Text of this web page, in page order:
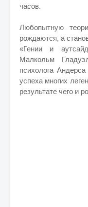
часов.
Любопытную
рождаются, а
«Гении и
Малкольм
психолога
успеха многих
результате чего и